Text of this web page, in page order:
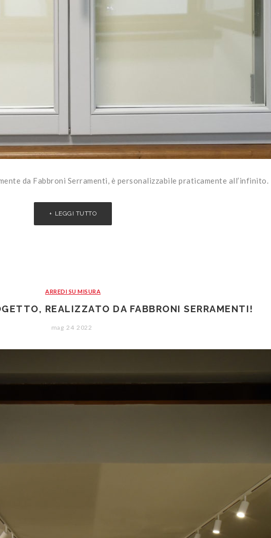
da Fabbroni Serramenti, è personalizzabile praticamente
LEGGI TUTTO
ARREDI SU MISURA
REALIZZATO DA FABBRONI SERRAMENTI!
mag 24 2022